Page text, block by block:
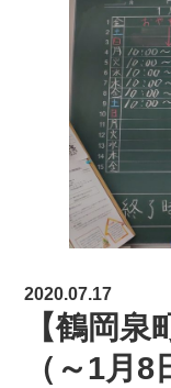
2020.07.17
【鶴岡
（～1月8